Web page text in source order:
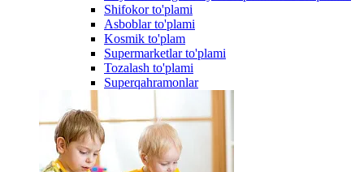
Shifokor to'plami
Asboblar to'plami
Kosmik to'plam
Supermarketlar to'plami
Tozalash to'plami
Superqahramonlar